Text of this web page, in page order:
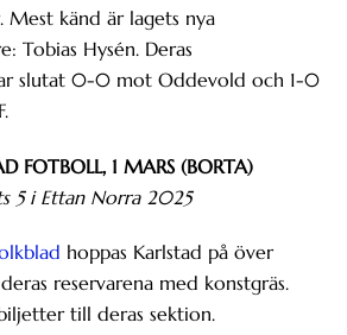
känd är lagets nya
Tobias Hysén. Deras
slutat 0-0 mot Oddevold och 1-0
FOTBOLL, 1 MARS (BORTA)
5 i Ettan Norra 2025
hoppas Karlstad på över
reservarena med konstgräs.
till deras sektion.